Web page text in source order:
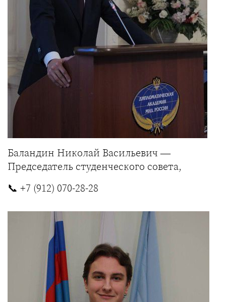
Баландин Николай Васильевич —
Председатель студенческого совета,
📞 +7 (912) 070-28-28